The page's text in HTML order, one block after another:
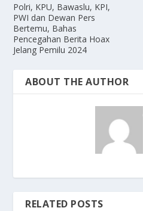
Polri, KPU, Bawaslu, KPI,
PWI dan Dewan Pers
Bertemu, Bahas
Pencegahan Berita Hoax
Jelang Pemilu 2024
ABOUT THE AUTHOR
RELATED POSTS